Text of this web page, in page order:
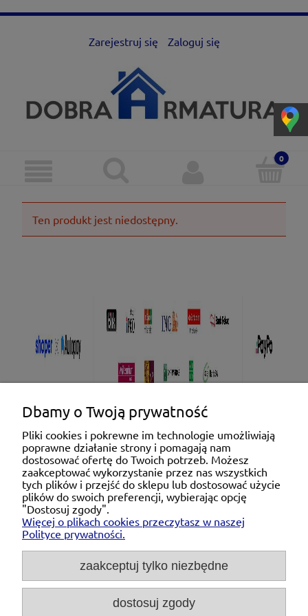
Zarejestruj się Zaloguj się
Ten produkt jest niedostępny.
Pomoc
Moje konto
Płatności i dostawa
O nas
Michał Niedźwiecki Dobra Armatura, ul. Krakowska
Dbamy o Twoją prywatność
Pliki cookies i pokrewne im technologie umożliwiają
poprawne działanie strony i pomagają nam
dostosować ofertę do Twoich potrzeb. Możesz
zaakceptować wykorzystanie przez nas wszystkich
tych plików i przejść do sklepu lub dostosować użycie
plików do swoich preferencji, wybierając opcję
"Dostosuj zgody".
Więcej o plikach cookies przeczytasz w naszej
Polityce prywatności.
zaakceptuj tylko niezbędne
dostosuj zgody